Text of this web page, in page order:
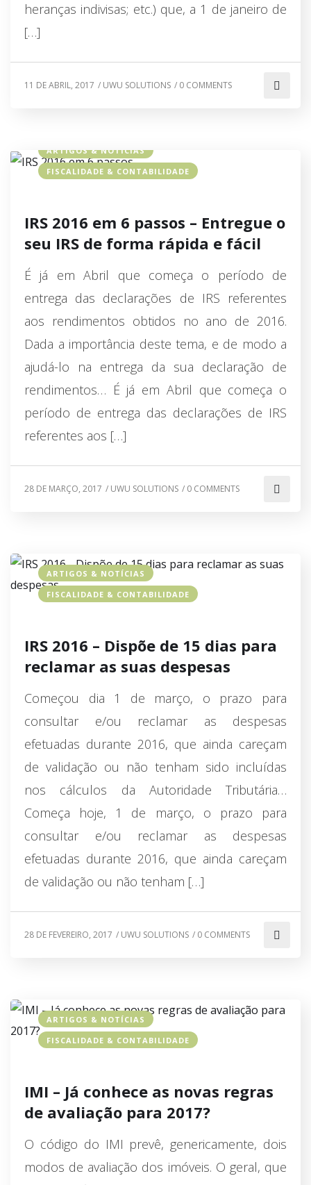
heranças indivisas; etc.) que, a 1 de janeiro de
[…]
11 DE ABRIL, 2017 / UWU SOLUTIONS / 0 COMMENTS
ARTIGOS & NOTÍCIAS
FISCALIDADE & CONTABILIDADE
IRS 2016 em 6 passos – Entregue o
seu IRS de forma rápida e fácil
É já em Abril que começa o período de
entrega das declarações de IRS referentes
aos rendimentos obtidos no ano de 2016.
Dada a importância deste tema, e de modo a
ajudá-lo na entrega da sua declaração de
rendimentos… É já em Abril que começa o
período de entrega das declarações de IRS
referentes aos […]
28 DE MARÇO, 2017 / UWU SOLUTIONS / 0 COMMENTS
ARTIGOS & NOTÍCIAS
FISCALIDADE & CONTABILIDADE
IRS 2016 – Dispõe de 15 dias para
reclamar as suas despesas
Começou dia 1 de março, o prazo para
consultar e/ou reclamar as despesas
efetuadas durante 2016, que ainda careçam
de validação ou não tenham sido incluídas
nos cálculos da Autoridade Tributária…
Começa hoje, 1 de março, o prazo para
consultar e/ou reclamar as despesas
efetuadas durante 2016, que ainda careçam
de validação ou não tenham […]
28 DE FEVEREIRO, 2017 / UWU SOLUTIONS / 0 COMMENTS
ARTIGOS & NOTÍCIAS
FISCALIDADE & CONTABILIDADE
IMI – Já conhece as novas regras
de avaliação para 2017?
O código do IMI prevê, genericamente, dois
modos de avaliação dos imóveis. O geral, que